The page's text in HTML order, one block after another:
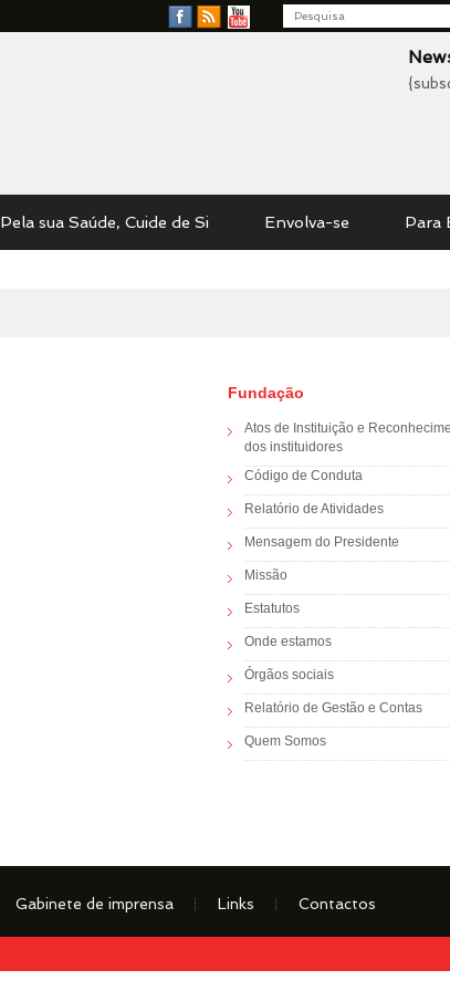
Facebook
RSS
YouTube
Pela sua Saúde, Cuide de Si Envolva-se Para
Fundação
Atos de Instituição e
dos instituidores
Código de Conduta
Relatório de Atividades
Mensagem do Presidente
Missão
Estatutos
Onde estamos
Órgãos sociais
Relatório de Gestão e Contas
Quem Somos
Gabinete de imprensa Links Contactos